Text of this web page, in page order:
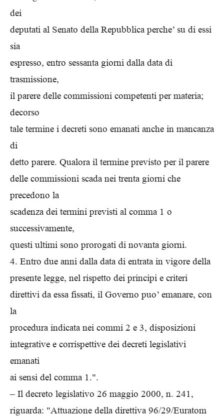
dei
deputati al Senato della Repubblica perche’ su di essi
sia
espresso, entro sessanta giorni dalla data di
trasmissione,
il parere delle commissioni competenti per materia;
decorso
tale termine i decreti sono emanati anche in mancanza
di
detto parere. Qualora il termine previsto per il parere
delle commissioni scada nei trenta giorni che
precedono la
scadenza dei termini previsti al comma 1 o
successivamente,
questi ultimi sono prorogati di novanta giorni.
4. Entro due anni dalla data di entrata in vigore della
presente legge, nel rispetto dei principi e criteri
direttivi da essa fissati, il Governo puo’ emanare, con
la
procedura indicata nei commi 2 e 3, disposizioni
integrative e corrispettive dei decreti legislativi
emanati
ai sensi del comma 1.".
– Il decreto legislativo 26 maggio 2000, n. 241,
riguarda: "Attuazione della direttiva 96/29/Euratom